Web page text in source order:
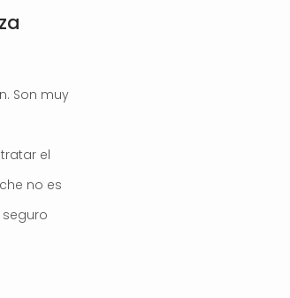
Son muy
el
no es